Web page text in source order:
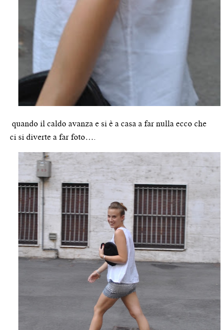
quando il caldo avanza e si è a casa a far nulla ecco che
ci si diverte a far foto….